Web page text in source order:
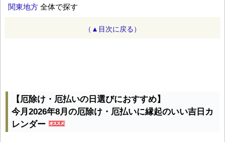
関東地方 全体で探す
（▲目次に戻る）
【厄除け・厄払いの日選びにおすすめ】
今月2026年8月の厄除け・厄払いに縁起のいい吉日カ
レンダー